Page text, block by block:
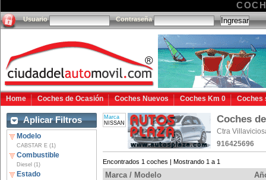
Usuario Contraseña
Home Coches de Ocasión Coches Nuevos Coches Km 0 Coches
Aplicar Filtros
Modelo
CABSTAR E (1)
Combustible
Diesel (1)
Estado
Marca
NISSAN
Coches
Ctra
916425696
Encontrados 1 coches | Mostrando 1 a 1
Marca / Modelo